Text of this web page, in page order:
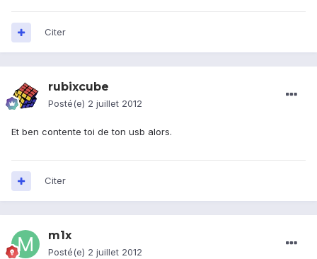
Citer
rubixcube
Posté(e) 2 juillet 2012
Et ben contente toi de ton usb alors.
Citer
m1x
Posté(e) 2 juillet 2012